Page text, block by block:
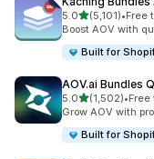
5.0เต็ม 5 ดาว
(5,101)
ทั้งหมด 5101 รีวิว
•Free
Boost AOV with
Built for
AOV.ai Bundles
5.0เต็ม 5 ดาว
(1,502)
ทั้งหมด 1502 รีวิว
•Free
Grow AOV with
Built for